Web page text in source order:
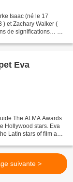
Isaac (né le 17
) et Zachary Walker (
de significations… 3
Eva
The ALMA Awards
Hollywood stars. Eva
Latin stars of film and
suivante >